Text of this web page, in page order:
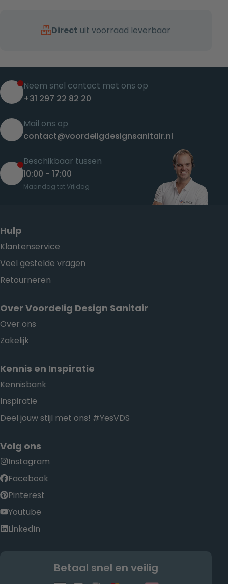
Direct uit voorraad leverbaar
Neem snel contact met ons op
+31 297 22 82 20
Mail ons op
contact@voordeligdesignsanitair.nl
Beschikbaar tussen
10:00 - 17:00
Maandag tot Vrijdag
Hulp
Klantenservice
Veel gestelde vragen
Retourneren
Over Voordelig Design Sanitair
Over ons
Zakelijk
Kennis en Inspiratie
Kennisbank
Inspiratie
Deel jouw stijl met ons! #YesVDS
Volg ons
Instagram
Facebook
Pinterest
Youtube
LinkedIn
Betaal snel en veilig